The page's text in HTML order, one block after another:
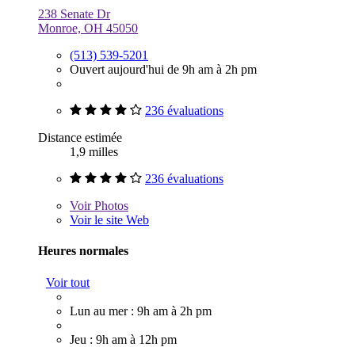
238 Senate Dr
Monroe, OH 45050
(513) 539-5201
Ouvert aujourd'hui de 9h am à 2h pm
236 évaluations
Distance estimée
1,9 milles
236 évaluations
VoirPhotos
Voir le site Web
Heures normales
Voir tout
Lun au mer : 9h am à 2h pm
Jeu : 9h am à 12h pm